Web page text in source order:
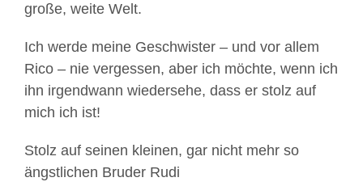
große, weite Welt.
Ich werde meine Geschwister – und vor allem
Rico – nie vergessen, aber ich möchte, wenn ich
ihn irgendwann wiedersehe, dass er stolz auf
mich ich ist!
Stolz auf seinen kleinen, gar nicht mehr so
ängstlichen Bruder Rudi